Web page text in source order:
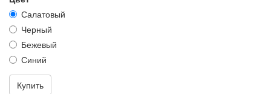
Салатовый
Черный
Бежевый
Синий
Купить